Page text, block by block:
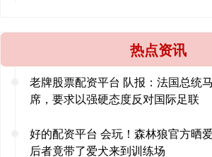
热点资讯
老牌股票配资平台 队报：法国总统
席，要求以强硬态度反对国际足联
好的配资平台 会玩！森林狼官方晒
后者竟带了爱犬来到训练场